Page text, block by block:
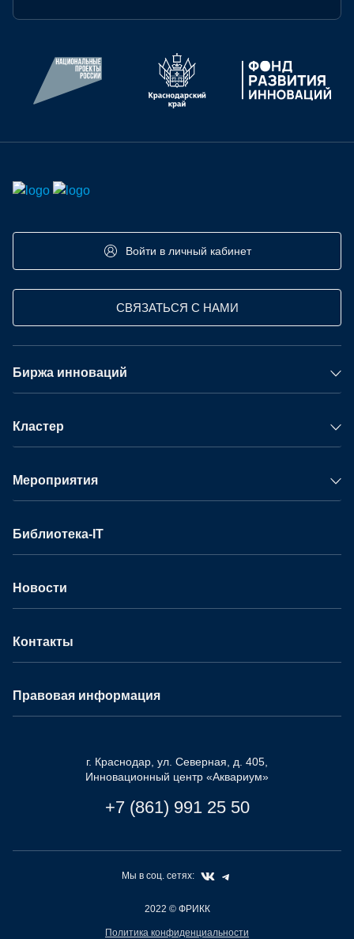
Войти в личный кабинет
СВЯЗАТЬСЯ С НАМИ
Биржа инноваций
Кластер
Мероприятия
Библиотека-IT
Новости
Контакты
Правовая информация
г. Краснодар, ул. Северная, д. 405,
Инновационный центр «Аквариум»
+7 (861) 991 25 50
Мы в соц. сетях:
2022 © ФРИКК
Политика конфиденциальности